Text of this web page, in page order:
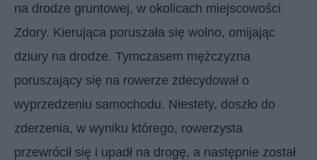
na drodze gruntowej, w okolicach miejscowości
Zdory. Kierująca poruszała się wolno, omijając
dziury na drodze. Tymczasem mężczyzna
poruszający się na rowerze zdecydował o
wyprzedzeniu samochodu. Niestety, doszło do
zderzenia, w wyniku którego, rowerzysta
przewrócił się i upadł na drogę, a następnie został